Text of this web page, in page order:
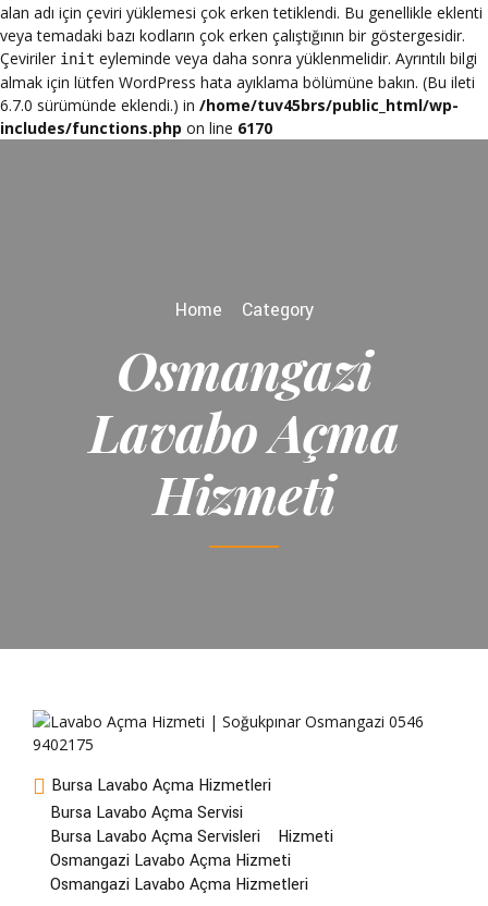
alan adı için çeviri yüklemesi çok erken tetiklendi. Bu genellikle eklenti
veya temadaki bazı kodların çok erken çalıştığının bir göstergesidir.
Çeviriler init eyleminde veya daha sonra yüklenmelidir. Ayrıntılı bilgi
almak için lütfen WordPress hata ayıklama bölümüne bakın. (Bu ileti
6.7.0 sürümünde eklendi.) in /home/tuv45brs/public_html/wp-
includes/functions.php on line 6170
Home Category
Osmangazi
Lavabo Açma
Hizmeti
Bursa Lavabo Açma Hizmetleri
Bursa Lavabo Açma Servisi
Bursa Lavabo Açma Servisleri
Hizmeti
Osmangazi Lavabo Açma Hizmeti
Osmangazi Lavabo Açma Hizmetleri